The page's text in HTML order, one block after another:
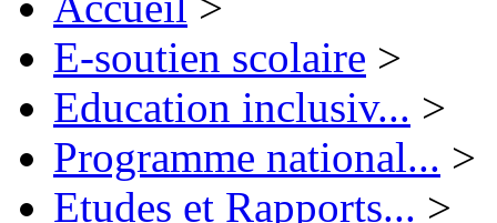
E-soutien scolaire >
Education inclusiv... >
Programme national... >
Etudes et Rapports... >